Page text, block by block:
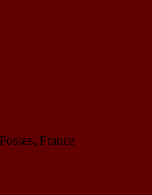
France